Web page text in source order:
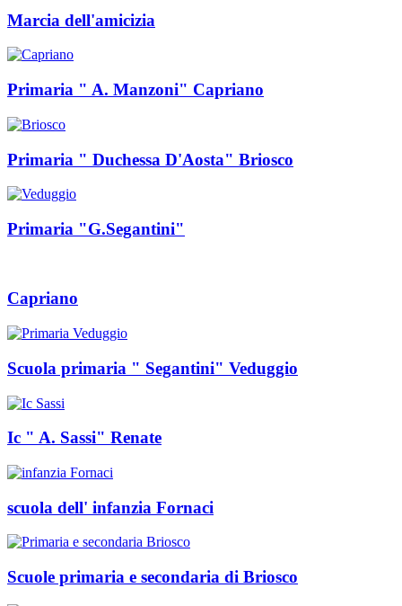
Marcia dell'amicizia
Primaria " A. Manzoni" Capriano
Primaria " Duchessa D'Aosta" Briosco
Primaria "G.Segantini"
Capriano
Scuola primaria " Segantini" Veduggio
Ic " A. Sassi" Renate
scuola dell' infanzia Fornaci
Scuole primaria e secondaria di Briosco